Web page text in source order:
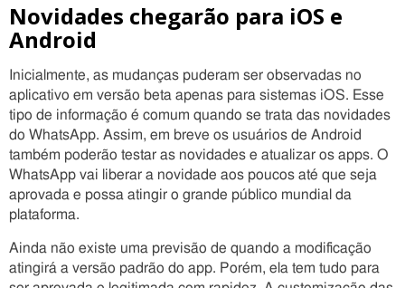
Novidades chegarão para iOS e
Android
Inicialmente, as mudanças puderam ser observadas no
aplicativo em versão beta apenas para sistemas iOS. Esse
tipo de informação é comum quando se trata das novidades
do WhatsApp. Assim, em breve os usuários de Android
também poderão testar as novidades e atualizar os apps. O
WhatsApp vai liberar a novidade aos poucos até que seja
aprovada e possa atingir o grande público mundial da
plataforma.
Ainda não existe uma previsão de quando a modificação
atingirá a versão padrão do app. Porém, ela tem tudo para